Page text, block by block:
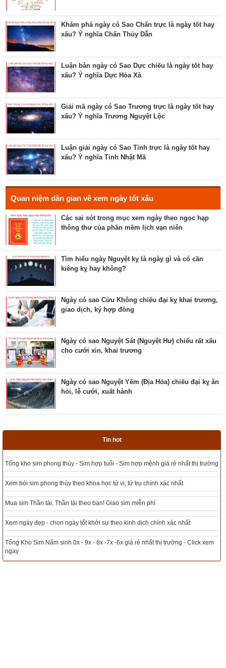
Khám phá ngày có Sao Chẩn trực là ngày tốt hay
xấu? Ý nghĩa Chẩn Thủy Dẫn
Luận bàn ngày có Sao Dực chiếu là ngày tốt hay
xấu? Ý nghĩa Dực Hỏa Xà
Giải mã ngày có Sao Trương trực là ngày tốt hay
xấu? Ý nghĩa Trương Nguyệt Lộc
Luận giải ngày có Sao Tinh trực là ngày tốt hay
xấu? Ý nghĩa Tinh Nhật Mã
Hé lộ ngày có Sao Liễu trực là ngày tốt hay xấu? Ý
nghĩa Liễu Thổ Chương
Luận bàn ngày có Sao Quỷ chiếu là ngày tốt hay
Bật mí ngày có Sao Tỉnh chiếu là ngày tốt hay
Giải mã ngày có Sao Sâm chiếu là ngày tốt hay
Khám phá ngày có Sao Chủy là ngày tốt hay ngày
Luận giải ngày có Sao Tất chiếu là ngày tốt hay
xấu? Ý nghĩa Mão Nhật Kê
Luận bàn ngày có Sao Vị chiếu là ngày tốt hay
xấu? Ý nghĩa Vị Thổ Trĩ
Bật mí ngày có Sao Lâu là ngày tốt hay xấu? Ý
nghĩa Lâu Kim Cẩu
Quan niệm dân gian về xem ngày tốt xấu
hôn nhân, xuất hành, chữa bệnh
phúc, cầu tự, cầu thọ, cầu tài lộc
lễ cưới, khởi công, tu tạo nhà cửa
cho tế lễ, cầu phúc
cho xuất hành, giao dịch, cầu tài lộc
Các sai sót trong mục xem ngày theo ngọc hạp
thông thư của phần mềm lịch vạn niên
Tìm hiểu ngày Nguyệt kỵ là ngày gì và có cần
kiêng kỵ hay không?
Ngày có sao Cửu Không chiếu đại kỵ khai trương,
giao dịch, ký hợp đồng
Ngày có sao Nguyệt Sát (Nguyệt Hư) chiếu rất xấu
cho cưới xin, khai trương
Ngày có sao Nguyệt Yếm (Địa Hỏa) chiếu đại kỵ ăn
hỏi, lễ cưới, xuất hành
cho cưới hỏi, giao dịch, khai trương
Ngày có sao xấu Thiên Tặc trực chiếu đại kỵ xuất
hành, khai trương
Ngày có sao Thổ phù (Thổ phủ) chiếu đại kỵ khởi
công, động thổ, mai táng
Ngày có sao Thiên Lại trực xấu mọi việc, nhất là
Tin hot
Tổng kho sim phong thủy - Sim hợp tuổi - Sim hợp mệnh giá rẻ nhất thị trường
Xem bói sim phong thủy theo khoa học tử vi, tứ trụ chính xác nhất
Mua sim Thần tài, Thần tài theo bạn! Giao sim miễn phí
Xem ngày đẹp - chọn ngày tốt khởi sự theo kinh dịch chính xác nhất
Tổng Kho Sim Năm sinh 0x - 9x - 8x -7x -6x giá rẻ nhất thị trường - Click xem
ngay